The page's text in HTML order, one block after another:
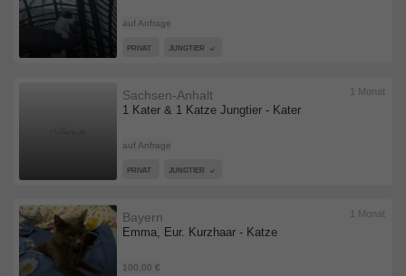
auf Anfrage
PRIVAT JUNGTIER
1 Kater & 1 Katze Jungtier - Kater
Sachsen-Anhalt
auf Anfrage
1 Monat
PRIVAT JUNGTIER
Emma, Eur. Kurzhaar - Katze
Bayern
100,00 €
1 Monat